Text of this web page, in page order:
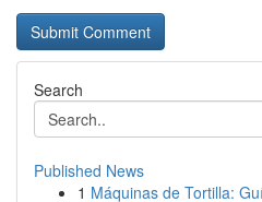
Search
Published News
1 Máquinas de Tortilla: